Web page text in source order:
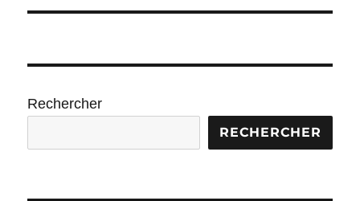
Rechercher
RECHERCHER